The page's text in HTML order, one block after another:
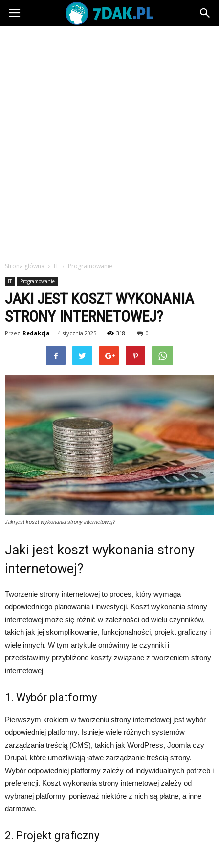
7dak.pl
Strona główna IT Programowanie
IT Programowanie
JAKI JEST KOSZT WYKONANIA
STRONY INTERNETOWEJ?
Przez Redakcja - 4 stycznia 2025 318 0
Jaki jest koszt wykonania strony internetowej?
Jaki jest koszt wykonania strony
internetowej?
Tworzenie strony internetowej to proces, który wymaga
odpowiedniego planowania i inwestycji. Koszt wykonania strony
internetowej może się różnić w zależności od wielu czynników,
takich jak jej skomplikowanie, funkcjonalności, projekt graficzny i
wiele innych. W tym artykule omówimy te czynniki i
przedstawimy przybliżone koszty związane z tworzeniem strony
internetowej.
1. Wybór platformy
Pierwszym krokiem w tworzeniu strony internetowej jest wybór
odpowiedniej platformy. Istnieje wiele różnych systemów
zarządzania treścią (CMS), takich jak WordPress, Joomla czy
Drupal, które umożliwiają łatwe zarządzanie treścią strony.
Wybór odpowiedniej platformy zależy od indywidualnych potrzeb i
preferencji. Koszt wykonania strony internetowej zależy od
wybranej platformy, ponieważ niektóre z nich są płatne, a inne
darmowe.
2. Projekt graficzny